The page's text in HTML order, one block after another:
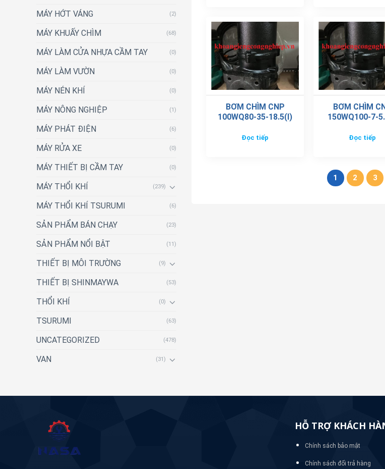
MÁY HỚT VÁNG (2)
MÁY KHUẤY CHÌM (68)
MÁY LÀM CỬA NHỰA CẦM TAY (0)
MÁY LÀM VƯỜN (0)
MÁY NÉN KHÍ (0)
MÁY NÔNG NGHIỆP (1)
MÁY PHÁT ĐIỆN (6)
MÁY RỬA XE (0)
MÁY THIẾT BỊ CẦM TAY (0)
MÁY THỔI KHÍ (239)
MÁY THỔI KHÍ TSURUMI (6)
SẢN PHẨM BÁN CHẠY (23)
SẢN PHẨM NỔI BẬT (11)
THIẾT BỊ MÔI TRƯỜNG (9)
THIẾT BỊ SHINMAYWA (53)
THỔI KHÍ (0)
TSURUMI (63)
UNCATEGORIZED (478)
VAN (31)
BƠM CHÌM CNP
100WQ80-35-18.5(I)
Đọc tiếp
BƠM CHÌM
150WQ100-7-
Đọc tiếp
1 2 3
HỖ TRỢ KHÁCH
Chính sách bảo mật
Chính sách đổi trả hàng